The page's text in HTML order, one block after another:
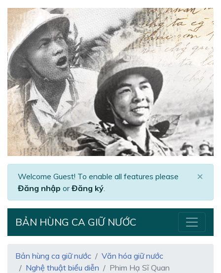
Welcome Guest! To enable all features please
Đăng nhập orĐăng ký.
×
BẢN HÙNG CA GIỮ NƯỚC
Bản hùng ca giữ nước
Văn hóa giữ nước
Nghệ thuật biểu diễn
Phim Hạ Sĩ Quan